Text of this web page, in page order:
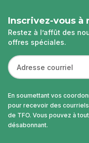
Inscrivez-vous
Restez à l’affût des
offres spéciales.
En soumettant vos
pour recevoir des
de TFO. Vous pouvez à
désabonnant.